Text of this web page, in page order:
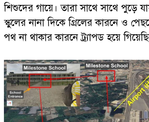
শিশুদের গায়ে। তারা সাথে সাথে পুড়ে
স্কুলের নানা দিকে গ্রিলের কারনে ও
পথ না থাকার কারনে ট্র্যাপড হয়ে